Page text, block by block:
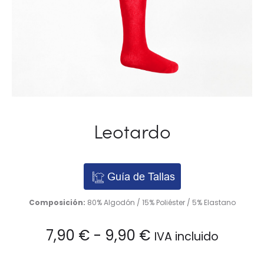
Leotardo
Guía de Tallas
Composición: 80% Algodón / 15% Poliéster / 5% Elastano
7,90 € - 9,90 €Rango
IVA incluido